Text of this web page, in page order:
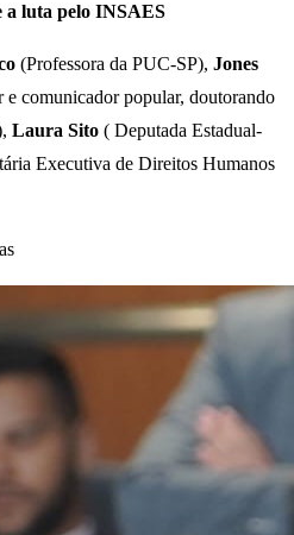
luta pelo INSAES
(Professora da PUC-SP), Jones
e comunicador popular, doutorando
Laura Sito ( Deputada Estadual-
Executiva de Direitos Humanos